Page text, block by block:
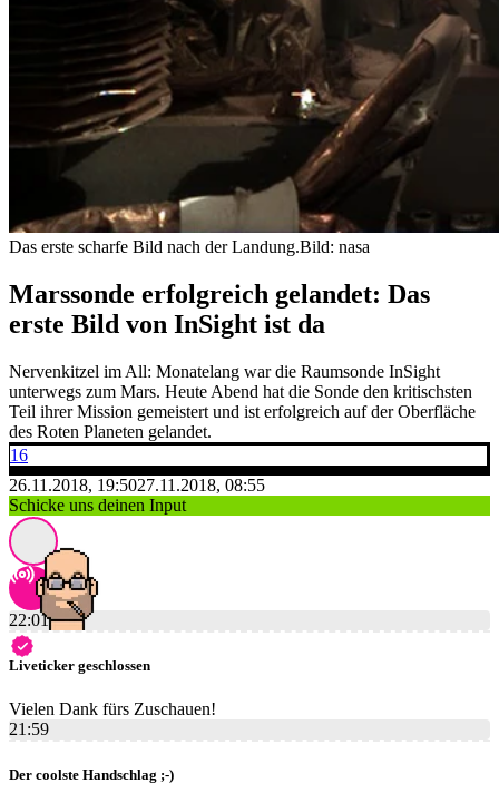
Das erste scharfe Bild nach der Landung.Bild: nasa
Marssonde erfolgreich gelandet: Das
erste Bild von InSight ist da
Nervenkitzel im All: Monatelang war die Raumsonde InSight
unterwegs zum Mars. Heute Abend hat die Sonde den kritischsten
Teil ihrer Mission gemeistert und ist erfolgreich auf der Oberfläche
des Roten Planeten gelandet.
16
26.11.2018, 19:5027.11.2018, 08:55
Schicke uns deinen Input
22:01
Liveticker geschlossen
Vielen Dank fürs Zuschauen!
21:59
Der coolste Handschlag ;-)